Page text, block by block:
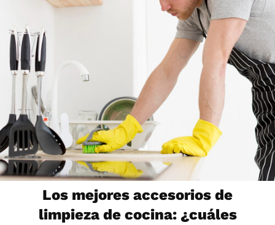
Los mejores accesorios de
limpieza de cocina: ¿cuáles